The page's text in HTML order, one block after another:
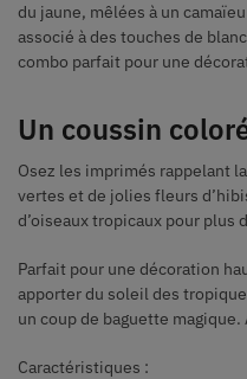
du jaune, mêlées à un
associé à des touches de
combo parfait pour une
Un coussin
Osez les imprimés rappelant
vertes et de jolies fleurs
d’oiseaux tropicaux pour plus
Parfait pour une décoration
apporter du soleil des
un coup de baguette
Caractéristiques :